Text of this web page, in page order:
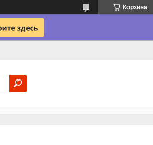
Корзина